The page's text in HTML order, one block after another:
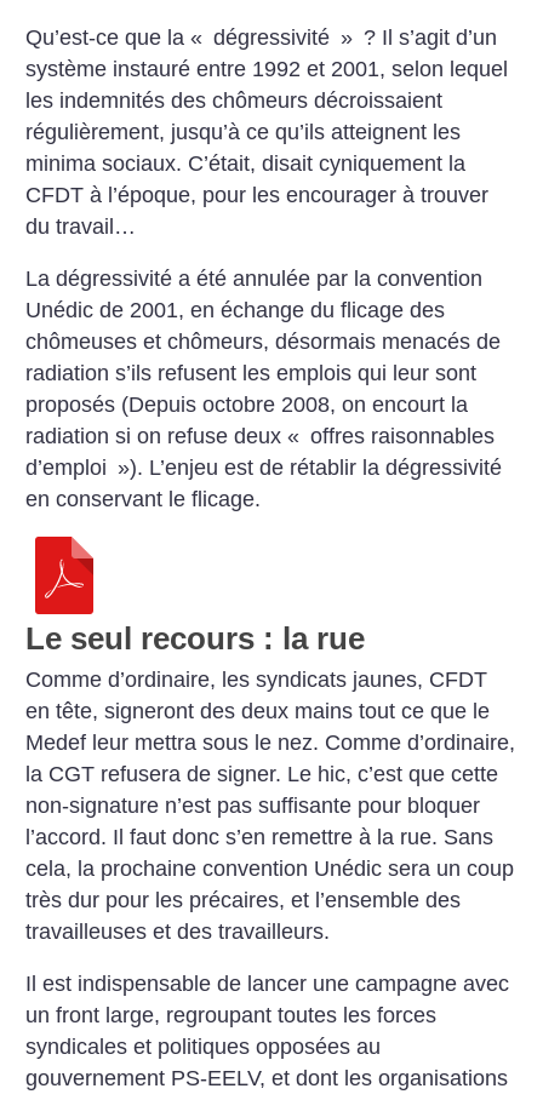
Qu’est-ce que la « dégressivité » ? Il s’agit d’un
système instauré entre 1992 et 2001, selon lequel
les indemnités des chômeurs décroissaient
régulièrement, jusqu’à ce qu’ils atteignent les
minima sociaux. C’était, disait cyniquement la
CFDT à l’époque, pour les encourager à trouver
du travail…
La dégressivité a été annulée par la convention
Unédic de 2001, en échange du flicage des
chômeuses et chômeurs, désormais menacés de
radiation s’ils refusent les emplois qui leur sont
proposés (Depuis octobre 2008, on encourt la
radiation si on refuse deux « offres raisonnables
d’emploi »). L’enjeu est de rétablir la dégressivité
en conservant le flicage.
Le seul recours : la rue
Comme d’ordinaire, les syndicats jaunes, CFDT
en tête, signeront des deux mains tout ce que le
Medef leur mettra sous le nez. Comme d’ordinaire,
la CGT refusera de signer. Le hic, c’est que cette
non-signature n’est pas suffisante pour bloquer
l’accord. Il faut donc s’en remettre à la rue. Sans
cela, la prochaine convention Unédic sera un coup
très dur pour les précaires, et l’ensemble des
travailleuses et des travailleurs.
Il est indispensable de lancer une campagne avec
un front large, regroupant toutes les forces
syndicales et politiques opposées au
gouvernement PS-EELV, et dont les organisations